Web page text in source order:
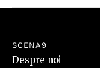
SCENA9
Despre noi